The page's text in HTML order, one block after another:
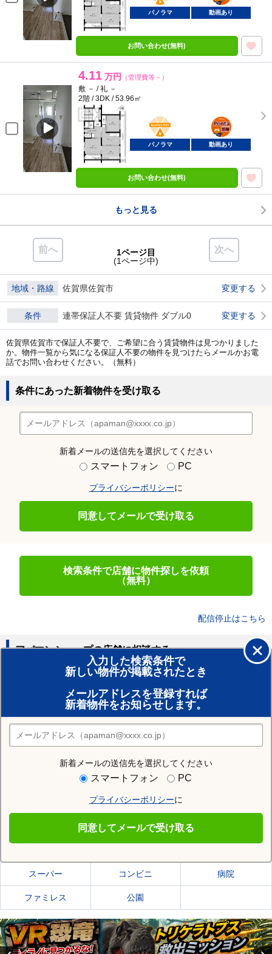
パノラマ 動画あり
お問い合わせ(無料)
4.11 万円 （管理費等－）
敷 － / 礼 －
2階 / 3DK / 53.96㎡
BunChinPAY
ポンタ
部屋
パノラマ 動画あり
お問い合わせ(無料)
もっと見る
前へ 次へ
1ページ目
(1ページ中)
地域・路線 佐賀県佐賀市 変更する
条件 連帯保証人不要 賃貸物件 ダブル0 変更する
佐賀県佐賀市で保証人不要で、ご希望に合う賃貸物件は見つかりました
か。物件一覧から気になる保証人不要の物件を見つけたらメールかお電
話でお問い合わせください。（無料）
条件にあった新着物件を受け取る
新着メールの送信先を選択してください
スマートフォン PC
プライバシーポリシーに
同意してメールで受け取る
検索条件で店舗に物件探しを依頼
（無料）
配信停止はこちら
入力した検索条件で
新しい物件が掲載されたとき
メールアドレスを登録すれば
新着物件をお知らせします。
新着メールの送信先を選択してください
スマートフォン PC
プライバシーポリシーに
同意してメールで受け取る
アパマンショップの店舗に相談する
賃貸のプロがお部屋探し！
おまかせ物件リクエスト
住みたい街の店舗を探す
店舗検索
住む街研究所で佐賀市の情報を見る
佐賀市の施設一覧
スーパー コンビニ 病院
ファミレス 公園